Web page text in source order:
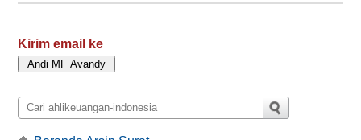
Kirim email ke